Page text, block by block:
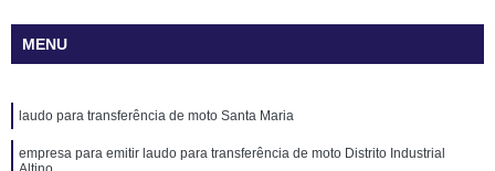
MENU
laudo para transferência de moto Santa Maria
empresa para emitir laudo para transferência de moto Distrito Industrial